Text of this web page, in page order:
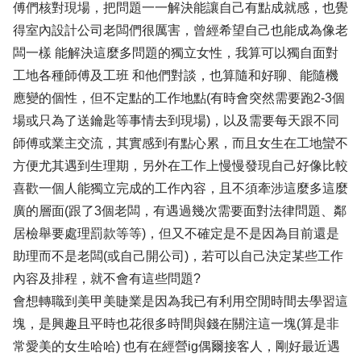
傅們核對現場，把問題一一解決能讓自己有點成就感，也覺
得室內設計公司老闆們很厲害，曾經希望自己也能成為像老
闆一樣 能解決這麼多問題的獨立女性，我算可以獨自面對
工地各種師傅及工班 和他們對談，也算隨和好聊、能隨機
應變的個性，但不定點的工作地點(有時會突然需要跑2-3個
場或只為了送鑰匙等事情去到現場)，以及需要每天跟不同
師傅或業主交流，其實感到有點心累，而且女生在工地蠻不
方便尤其遇到生理期，另外在工作上慢慢發現自己好像比較
喜歡一個人能獨立完成的工作內容，且不須牽涉這麼多這麼
廣的層面(跟了3個老闆，有遇過幾次需要面對法律問題、鄰
居檢舉要處理罰款等等)，但又不確定是不是因為目前還是
助理而不是老闆(或自己開公司)，若可以自己決定某些工作
內容及排程，就不會有這些問題?
會想轉職到美甲美睫業是因為我已有利用空閒時間去學習這
塊，是興趣且平時也花很多時間與錢在關注這一塊(算是非
常愛美的女生哈哈) 也有在經營ig偶爾接客人，剛好最近遇